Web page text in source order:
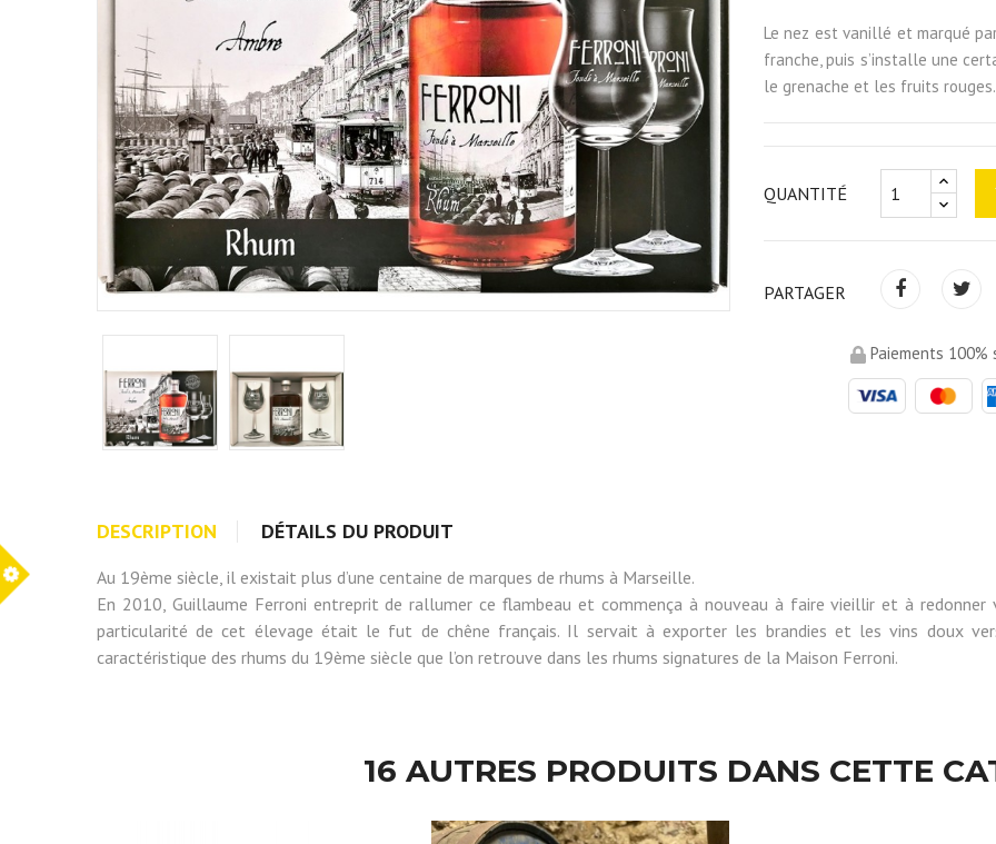
Le nez est vanillé et marqué
franche, puis s’installe une
le grenache et les fruits rouges.
QUANTITÉ
PARTAGER
Paiements 100%
DESCRIPTION DÉTAILS DU PRODUIT
Au 19ème siècle, il existait plus d’une centaine de marques de rhums à Marseille.
En 2010, Guillaume Ferroni entreprit de rallumer ce flambeau et commença à nouveau à faire vieillir et à
particularité de cet élevage était le fut de chêne français. Il servait à exporter les brandies et les vins doux
caractéristique des rhums du 19ème siècle que l’on retrouve dans les rhums signatures de la Maison Ferroni.
16 AUTRES PRODUITS DANS CETTE